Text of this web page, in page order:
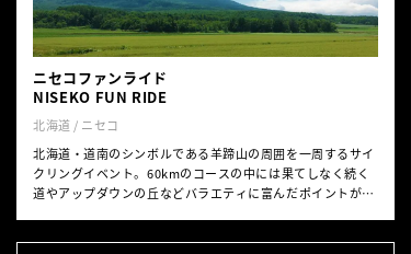
ニセコファンライド
NISEKO FUN RIDE
北海道 / ニセコ
北海道・道南のシンボルである羊蹄山の周囲を一周するサイ
クリングイベント。60kmのコースの中には果てしなく続く
道やアップダウンの丘などバラエティに富んだポイントがあ